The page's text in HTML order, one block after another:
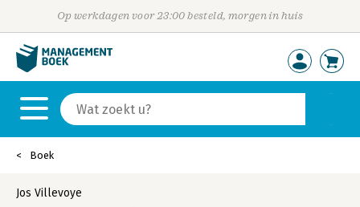
Op werkdagen voor 23:00 besteld, morgen in huis
Boek
Jos Villevoye